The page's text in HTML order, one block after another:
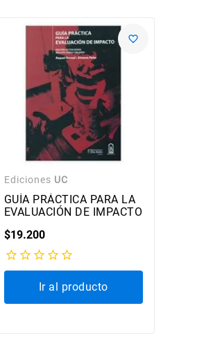
Ediciones UC
GUÍA PRÁCTICA PARA LA
EVALUACIÓN DE IMPACTO
$19.200
Ir al producto